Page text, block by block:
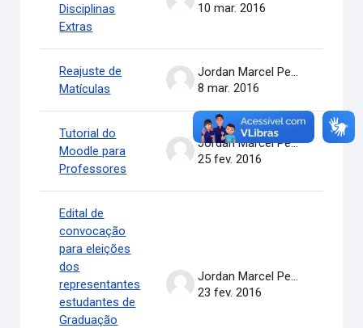
Disciplinas
Extras
10 mar. 2016
Reajuste de
Matículas
Jordan Marcel Pereira
8 mar. 2016
Tutorial do
Moodle para
Professores
Jordan Marcel Pereira
25 fev. 2016
Edital de
convocação
para eleições
dos
representantes
estudantes de
Graduação
Jordan Marcel Pereira
23 fev. 2016